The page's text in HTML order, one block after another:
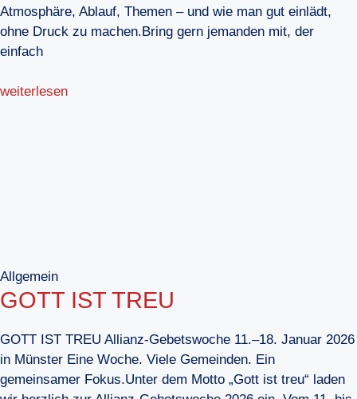
Atmosphäre, Ablauf, Themen – und wie man gut einlädt,
ohne Druck zu machen.Bring gern jemanden mit, der
einfach
weiterlesen
Allgemein
GOTT IST TREU
GOTT IST TREU Allianz-Gebetswoche 11.–18. Januar 2026
in Münster Eine Woche. Viele Gemeinden. Ein
gemeinsamer Fokus.Unter dem Motto „Gott ist treu“ laden